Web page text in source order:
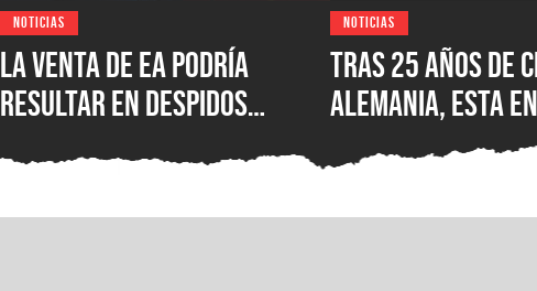
NOTICIAS
La venta de EA podría
resultar en despidos
señalan fuentes
NOTICIAS
Tras 25 años de
Alemania, esta
Wolfenstein por
disponible en su
original en PC